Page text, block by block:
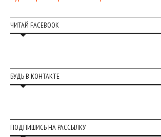
ЧИТАЙ FACEBOOK
БУДЬ В КОНТАКТЕ
ПОДПИШИСЬ НА РАССЫЛКУ